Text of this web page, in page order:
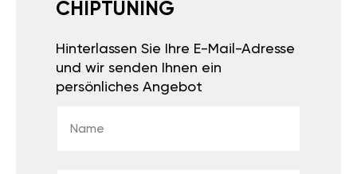
CHIPTUNING
Hinterlassen Sie Ihre E-Mail-Adresse
und wir senden Ihnen ein
persönliches Angebot